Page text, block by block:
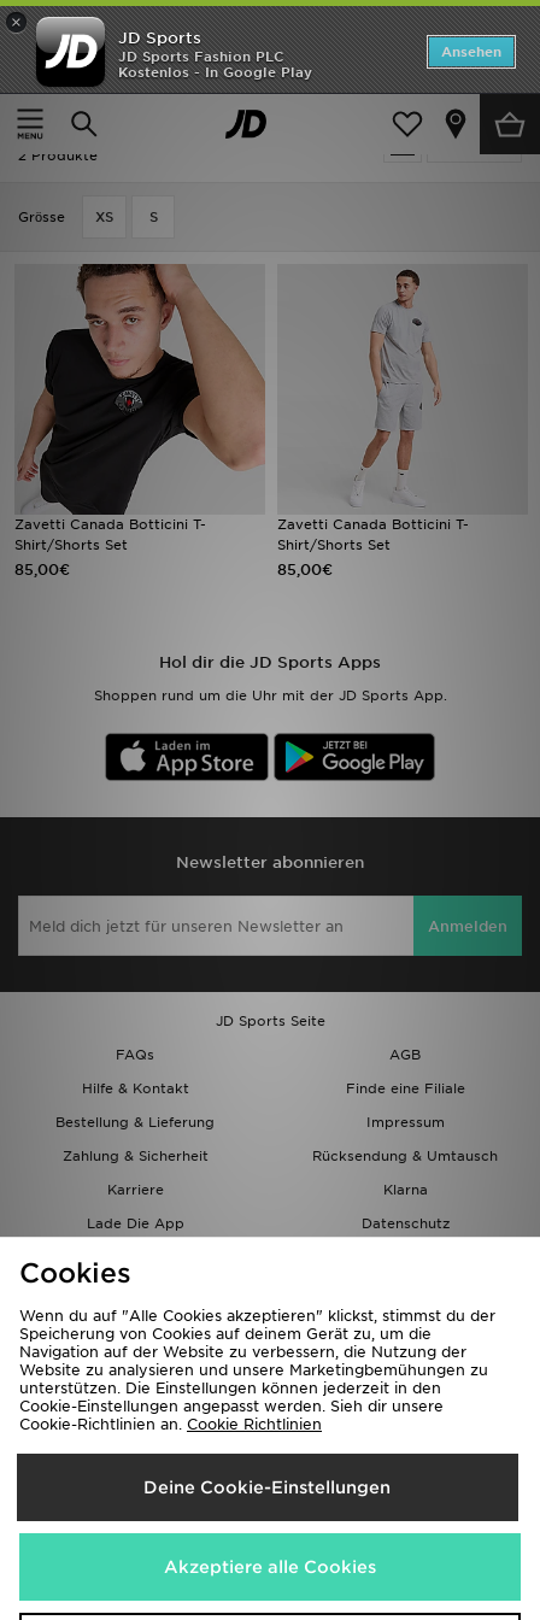
×
JD Sports
JD Sports Fashion PLC
Kostenlos - In Google Play
Ansehen
Startseite
Herren Herrenbekleidung Shorts
verfeinern
Herren - Zavetti Canada Shorts
2 Produkte
Grӧsse XS S
Zavetti Canada Botticini T-
Shirt/Shorts Set
85,00€
Zavetti Canada Botticini T-
Shirt/Shorts Set
85,00€
Hol dir die JD Sports Apps
Shoppen rund um die Uhr mit der JD Sports App.
Newsletter abonnieren
Anmelden
JD Sports Seite
FAQs
AGB
Hilfe & Kontakt
Finde eine Filiale
Bestellung & Lieferung
Impressum
Zahlung & Sicherheit
Rücksendung & Umtausch
Karriere
Klarna
Lade Die App
Datenschutz
Lieferung Nach
Österreich
Wir akzeptieren folgende Zahlungsmethoden
Startseite
ANGEBOTE
Marken
Kinder
Bestsellers
JD Exklusives
Fußball
Geschenkkarte
Mein JD
Meine Nachrichten
Bestellverfolgung
Cookies
Wenn du auf "Alle Cookies akzeptieren" klickst, stimmst du der
Speicherung von Cookies auf deinem Gerät zu, um die
Navigation auf der Website zu verbessern, die Nutzung der
Website zu analysieren und unsere Marketingbemühungen zu
unterstützen. Die Einstellungen können jederzeit in den
Cookie-Einstellungen angepasst werden. Sieh dir unsere
Cookie-Richtlinien an. Cookie Richtlinien
Deine Cookie-Einstellungen
Akzeptiere alle Cookies